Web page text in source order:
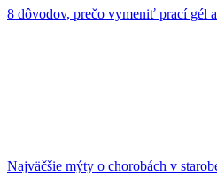
8 dôvodov, prečo vymeniť prací gél
Najväčšie mýty o chorobách v